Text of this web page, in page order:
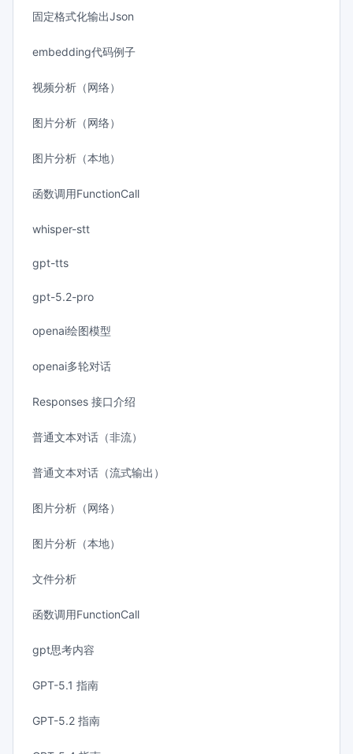
固定格式化输出Json
embedding代码例子
视频分析（网络）
图片分析（网络）
图片分析（本地）
函数调用FunctionCall
whisper-stt
gpt-tts
gpt-5.2-pro
openai绘图模型
openai多轮对话
Responses 接口介绍
普通文本对话（非流）
普通文本对话（流式输出）
图片分析（网络）
图片分析（本地）
文件分析
函数调用FunctionCall
gpt思考内容
GPT-5.1 指南
GPT-5.2 指南